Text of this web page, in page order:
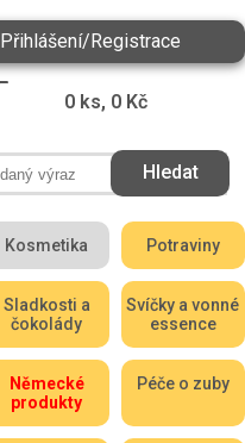
Přihlášení/Registrace
0 ks, 0 Kč
Kosmetika Potraviny
Sladkosti a
čokolády
Svíčky a vonné
essence
Německé
produkty
Péče o zuby